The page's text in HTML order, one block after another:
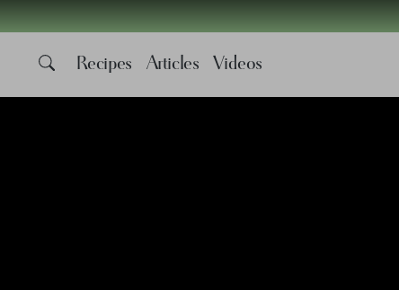
Recipes Articles Videos